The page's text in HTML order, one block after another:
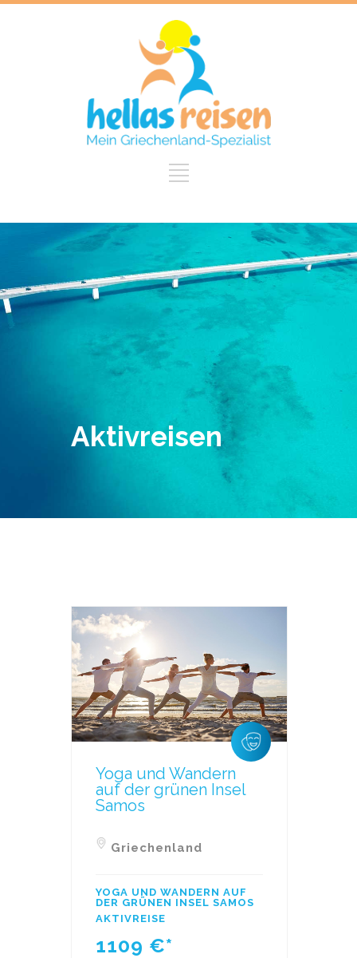
Aktivreisen
Yoga und Wandern
auf der grünen Insel
Samos
Griechenland
YOGA UND WANDERN AUF
DER GRÜNEN INSEL SAMOS
AKTIVREISE
1109 €*